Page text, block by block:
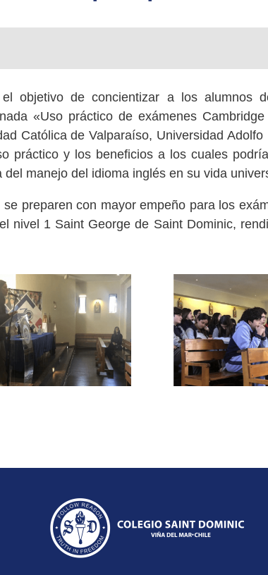
objetivo de concientizar a los alumnos
«Uso práctico de exámenes
Católica de Valparaíso, Universidad
práctico y los beneficios a los cuales
manejo del idioma inglés en su vida
preparen con mayor empeño para los
nivel 1 Saint George de Saint Dominic,